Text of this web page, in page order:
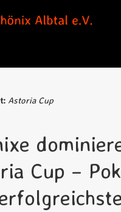
Astoria Cup
Cup –